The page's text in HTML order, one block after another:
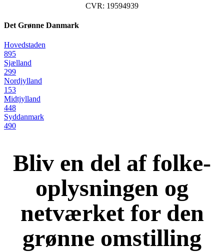
CVR: 19594939
Det Grønne Danmark
Hovedstaden
895
Sjælland
299
Nordjylland
153
Midtjylland
448
Syddanmark
490
Bliv en del af folke-
oplysningen og
netværket for den
grønne omstilling